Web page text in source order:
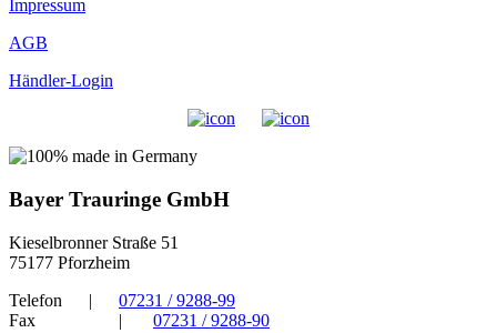
Impressum
AGB
Händler-Login
Bayer Trauringe GmbH
Kieselbronner Straße 51
75177 Pforzheim
Telefon
|
07231 / 9288-99
Fax
|
07231 / 9288-90